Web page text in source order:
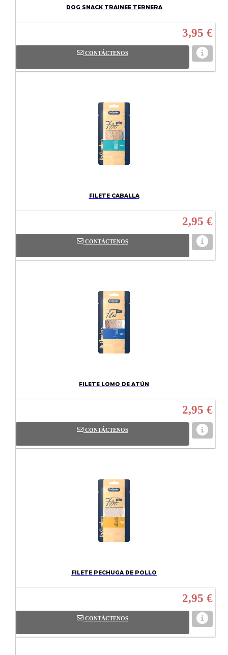
DOG SNACK TRAINEE TERNERA
3,95 €
CONTÁCTENOS
FILETE CABALLA
2,95 €
CONTÁCTENOS
FILETE LOMO DE ATÚN
2,95 €
CONTÁCTENOS
FILETE PECHUGA DE POLLO
2,95 €
CONTÁCTENOS